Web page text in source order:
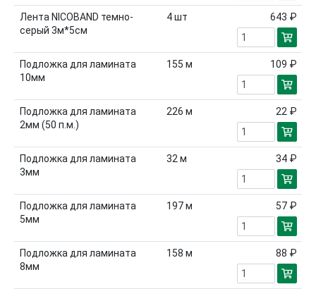
Лента NICOBAND темно-
серый 3м*5см
4шт 643 ₽
Подложка для ламината
10мм
155 м 109 ₽
Подложка для ламината
2мм (50 п.м.)
226 м 22 ₽
Подложка для ламината
3мм
32м 34 ₽
Подложка для ламината
5мм
197м 57 ₽
Подложка для ламината
8мм
158 м 88 ₽